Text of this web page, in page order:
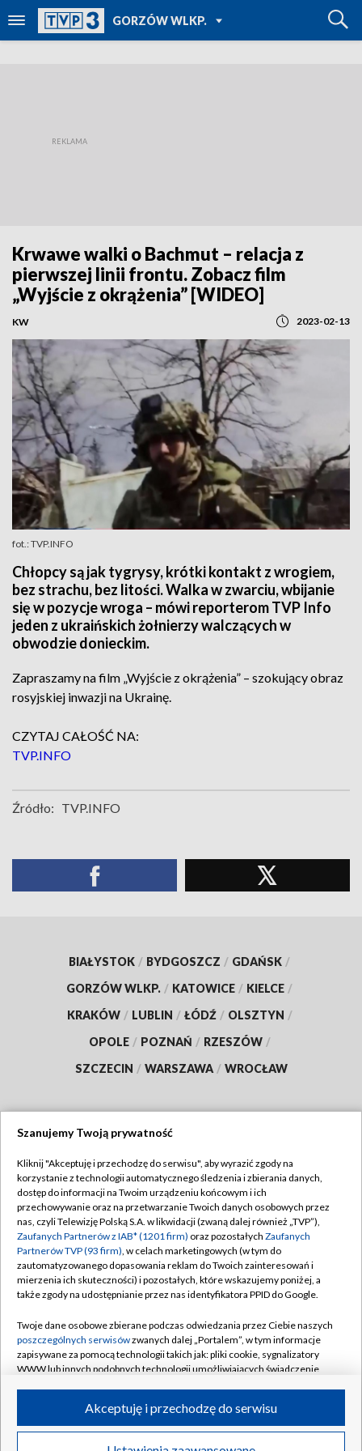
GORZÓW WLKP.
TVP REGIONY
Krwawe walki o Bachmut – relacja z
pierwszej linii frontu. Zobacz film
„Wyjście z okrążenia” [WIDEO]
KW 2023-02-13
fot.: TVP.INFO
Chłopcy są jak tygrysy, krótki kontakt z wrogiem,
bez strachu, bez litości. Walka w zwarciu, wbijanie
się w pozycje wroga – mówi reporterom TVP Info
jeden z ukraińskich żołnierzy walczących w
obwodzie donieckim.
Zapraszamy na film „Wyjście z okrążenia” – szokujący obraz
rosyjskiej inwazji na Ukrainę.
CZYTAJ CAŁOŚĆ NA:
TVP.INFO
Źródło: TVP.INFO
BIAŁYSTOK / BYDGOSZCZ / GDAŃSK /
GORZÓW WLKP. / KATOWICE / KIELCE /
KRAKÓW / LUBLIN / ŁÓDŹ / OLSZTYN /
OPOLE / POZNAŃ / RZESZÓW /
SZCZECIN / WARSZAWA / WROCŁAW
TVP
Abonament TVP
Emisja w TVP
Centrum informacji TVP
Naziemna Telewizja Cyfrowa
Rada Programowa
System NOS
Informacje o nadawcy
Program dla prasy
Regulamin TVP
Polityka prywatności
Moje zgody
Pomoc
Kontakt
Kanały
©2026 Telewizja Polska S.A. w likwidacji
Szanujemy Twoją prywatność
Kliknij "Akceptuję i przechodzę do serwisu", aby wyrazić zgody na
korzystanie z technologii automatycznego śledzenia i zbierania danych,
dostęp do informacji na Twoim urządzeniu końcowym i ich
przechowywanie oraz na przetwarzanie Twoich danych osobowych przez
nas, czyli Telewizję Polską S.A. w likwidacji (zwaną dalej również „TVP”),
Zaufanych Partnerów z IAB* (1201 firm) oraz pozostałych Zaufanych
Partnerów TVP (93 firm), w celach marketingowych (w tym do
zautomatyzowanego dopasowania reklam do Twoich zainteresowań i
mierzenia ich skuteczności) i pozostałych, które wskazujemy poniżej, a
także zgody na udostępnianie przez nas identyfikatora PPID do Google.
Twoje dane osobowe zbierane podczas odwiedzania przez Ciebie naszych
poszczególnych serwisówzwanych dalej „Portalem”, w tym informacje
zapisywane za pomocą technologii takich jak: pliki cookie, sygnalizatory
WWW lub innych podobnych technologii umożliwiających świadczenie
ruchu w Internecie.
Twoje dane osobowe zbierane podczas odwiedzania przez Ciebie
Akceptuję i przechodzę do serwisu